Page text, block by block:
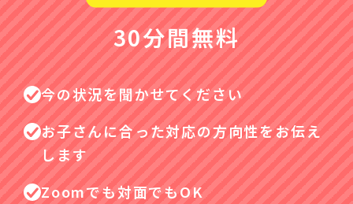
30分間無料
今の状況を聞かせてください
お子さんに合った対応の方向性をお伝え
します
Zoomでも対面でもOK